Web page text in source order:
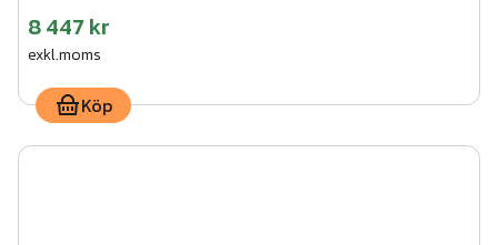
8 447 kr
exkl.moms
Köp